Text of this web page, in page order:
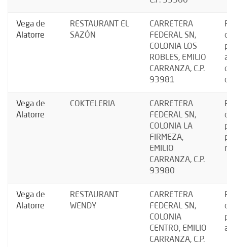
Vega de
Alatorre
RESTAURANT EL
SAZÓN
CARRETERA
FEDERAL SN,
COLONIA LOS
ROBLES, EMILIO
CARRANZA, C.P.
93981
Vega de
Alatorre
COKTELERIA
CARRETERA
FEDERAL SN,
COLONIA LA
FIRMEZA,
EMILIO
CARRANZA, C.P.
93980
Vega de
Alatorre
RESTAURANT
WENDY
CARRETERA
FEDERAL SN,
COLONIA
CENTRO, EMILIO
CARRANZA, C.P.